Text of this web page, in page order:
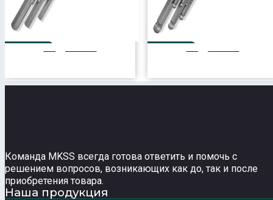
Команда MKSS всегда готова ответить и помочь с
решением вопросов, возникающих как до, так и после
приобретения товара.
Наша продукция